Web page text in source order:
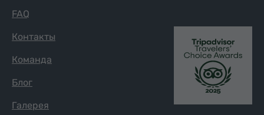
FAQ
Контакты
Команда
Блог
Галерея